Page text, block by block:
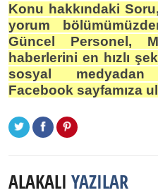
Konu hakkındaki
yorum
Güncel Personel,
haberlerini en hızlı
sosyal
Facebook sayfamıza
ALAKALI YAZILAR